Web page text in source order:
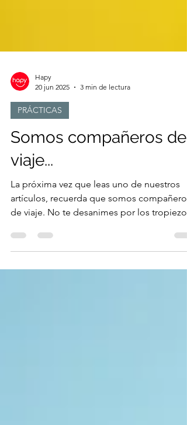
Hapy
3 min de lectura
PRÁCTICAS
Somos compañeros de
viaje...
artículos, recuerda que somos compañeros
de viaje. No te desanimes por los
Sigue adelante… ¡Estamos juntos en esto!.